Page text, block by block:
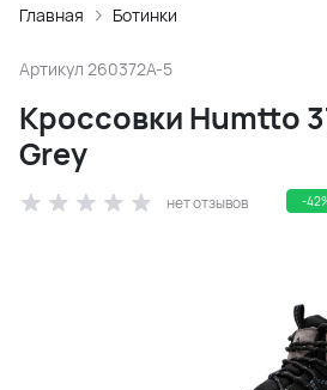
Главная Ботинки
Артикул 260372A-5
Кроссовки Humtto
Grey
нет отзывов -